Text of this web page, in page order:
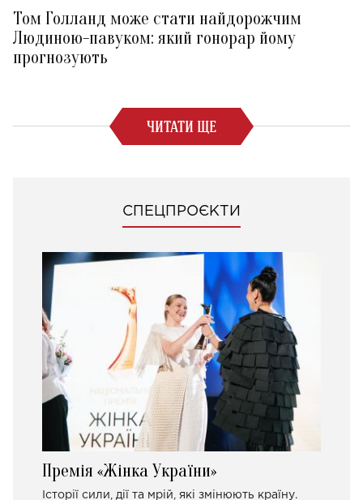
Том Голланд може стати найдорожчим
Людиною-павуком: який гонорар йому
прогнозують
ЧИТАТИ ЩЕ
СПЕЦПРОЄКТИ
Премія «Жінка України»
Історії сили, дії та мрій, які змінюють країну.